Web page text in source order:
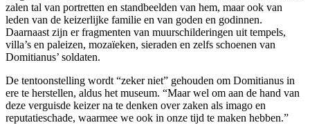
zalen tal van portretten en standbeelden van hem, maar ook van
leden van de keizerlijke familie en van goden en godinnen.
Daarnaast zijn er fragmenten van muurschilderingen uit tempels,
villa’s en paleizen, mozaïeken, sieraden en zelfs schoenen van
Domitianus’ soldaten.
De tentoonstelling wordt “zeker niet” gehouden om Domitianus in
ere te herstellen, aldus het museum. “Maar wel om aan de hand van
deze verguisde keizer na te denken over zaken als imago en
reputatieschade, waarmee we ook in onze tijd te maken hebben.”